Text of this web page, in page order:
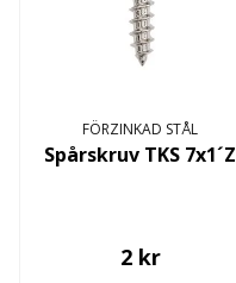
FÖRZINKAD STÅL
Spårskruv TKS 7x1´Z
2 kr